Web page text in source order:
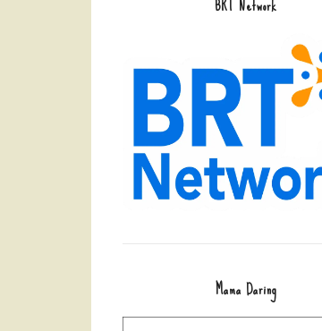
BRT Network
Mama Daring